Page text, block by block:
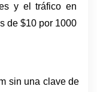
y el tráfico en
de $10 por 1000
sin una clave de